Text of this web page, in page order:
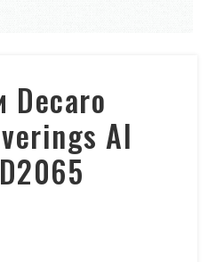
Decaro
AI